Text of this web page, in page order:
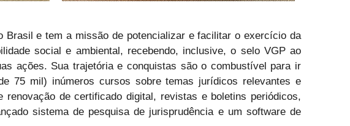
Brasil e tem a missão de potencializar e facilitar o exercício da
social e ambiental, recebendo, inclusive, o selo VGP ao
ações. Sua trajetória e conquistas são o combustível para ir
75 mil) inúmeros cursos sobre temas jurídicos relevantes e
de certificado digital, revistas e boletins periódicos,
sistema de pesquisa de jurisprudência e um software de